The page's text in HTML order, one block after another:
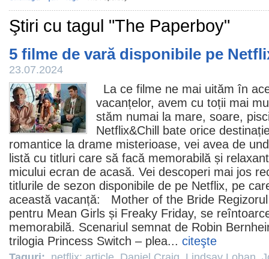
Ştiri cu tagul "The Paperboy"
5 filme de vară disponibile pe
23.07.2024
La ce filme ne mai uităm în
vacanțelor, avem cu toții mai
stăm numai la mare, soare,
Netflix&Chill bate orice
romantice la drame misterioase, vei avea de
listă cu titluri care să facă memorabilă și
micului ecran de acasă. Vei descoperi mai jos
titlurile de sezon disponibile de pe Netflix, pe
această vacanță: Mother of the Bride
pentru Mean Girls și Freaky Friday, se
memorabilă. Scenariul semnat de Robin
trilogia Princess Switch – plea... citeşte